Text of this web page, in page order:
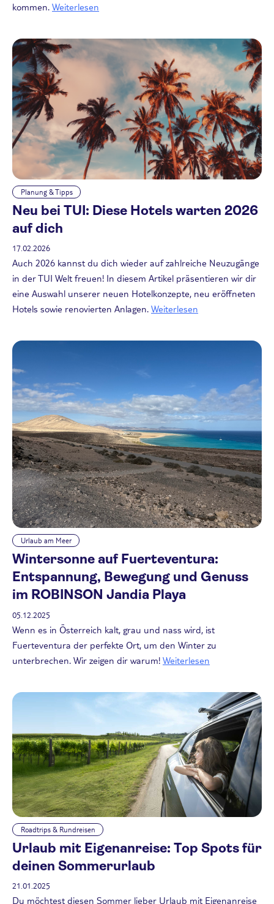
kommen. Weiterlesen
Planung & Tipps
Neu bei TUI: Diese Hotels warten 2026
auf dich
17.02.2026
Auch 2026 kannst du dich wieder auf zahlreiche Neuzugänge
in der TUI Welt freuen! In diesem Artikel präsentieren wir dir
eine Auswahl unserer neuen Hotelkonzepte, neu eröffneten
Hotels sowie renovierten Anlagen. Weiterlesen
Urlaub am Meer
Wintersonne auf Fuerteventura:
Entspannung, Bewegung und Genuss
im ROBINSON Jandia Playa
05.12.2025
Wenn es in Österreich kalt, grau und nass wird, ist
Fuerteventura der perfekte Ort, um den Winter zu
unterbrechen. Wir zeigen dir warum! Weiterlesen
Roadtrips & Rundreisen
Urlaub mit Eigenanreise: Top Spots für
deinen Sommerurlaub
21.01.2025
Du möchtest diesen Sommer lieber Urlaub mit Eigenanreise